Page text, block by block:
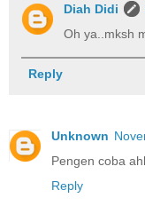
Diah Didi
Oh ya..mksh
Reply
Unknown
Pengen coba
Reply